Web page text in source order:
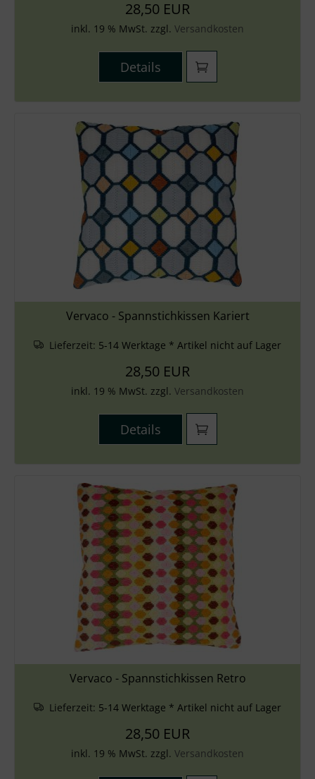
28,50 EUR
inkl. 19 % MwSt. zzgl. Versandkosten
Details
Vervaco - Spannstichkissen Kariert
Lieferzeit: 5-14 Werktage * Artikel nicht auf Lager
28,50 EUR
inkl. 19 % MwSt. zzgl. Versandkosten
Details
Vervaco - Spannstichkissen Retro
Lieferzeit: 5-14 Werktage * Artikel nicht auf Lager
28,50 EUR
inkl. 19 % MwSt. zzgl. Versandkosten